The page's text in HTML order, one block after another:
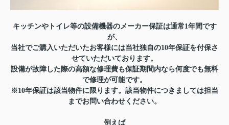
キッチンやトイレ等の設備機器のメーカー保証は通常1年間です
が、
当社でご購入いただいたお客様には当社独自の10年保証を付保さ
せていただいております。
設備が故障した際の高額な修理費も保証期間内なら何度でも無料
で修理が可能です。
※10年保証は該当物件に限ります。該当物件につきましては担当
までお問い合わせください。
例えば